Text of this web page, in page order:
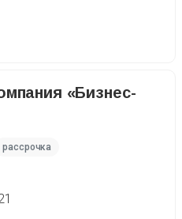
«Бизнес-
рассрочка